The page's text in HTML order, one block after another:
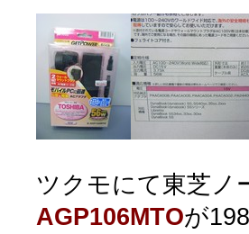
ツクモにて東芝ノ
AGP106MTOが